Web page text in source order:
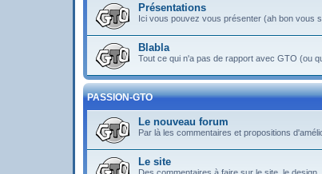
Présentations
Ici vous pouvez vous présenter (ah bon vous
Blabla
Tout ce qui n'a pas de rapport avec GTO (ou
PASSION-GTO
Le nouveau forum
Par là les commentaires et propositions
Le site
Des commentaires à faire sur le site, le